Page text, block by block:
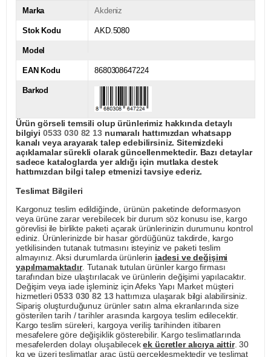
Marka Akdeniz
Stok Kodu AKD.5080
Model
EAN Kodu 8680308647224
Barkod
Ürün görseli temsili olup ürünlerimiz hakkında detaylı
bilgiyi 0533 030 82 13numaralı hattımızdan whatsapp
kanalı veya arayarak talep edebilirsiniz. Sitemizdeki
açıklamalar sürekli olarak güncellenmektedir. Bazı detaylar
sadece kataloglarda yer aldığı için mutlaka destek
hattımızdan bilgi talep etmenizi tavsiye ederiz.
Teslimat Bilgileri
Kargonuz teslim edildiğinde, ürünün paketinde deformasyon
veya ürüne zarar verebilecek bir durum söz konusu ise, kargo
görevlisi ile birlikte paketi açarak ürünlerinizin durumunu kontrol
ediniz. Ürünlerinizde bir hasar gördüğünüz takdirde, kargo
yetkilisinden tutanak tutmasını isteyiniz ve paketi teslim
almayınız. Aksi durumlarda ürünlerin iadesi ve değişimi
yapılmamaktadır. Tutanak tutulan ürünler kargo firması
tarafından bize ulaştırılacak ve ürünlerin değişimi yapılacaktır.
Değişim veya iade işleminiz için Afeks Yapı Market müşteri
hizmetleri0533 030 82 13hattımıza ulaşarak bilgi alabilirsiniz.
Sipariş oluşturduğunuz ürünler satın alma ekranlarında size
gösterilen tarih / tarihler arasında kargoya teslim edilecektir.
Kargo teslim süreleri, kargoya veriliş tarihinden itibaren
mesafelere göre değişiklik gösterebilir. Kargo teslimatlarında
mesafelerden dolayı oluşabilecekek ücretler alıcıya aittir. 30
kg ve üzeri teslimatlar araç üstü gerçekleşmektedir ve teslimat